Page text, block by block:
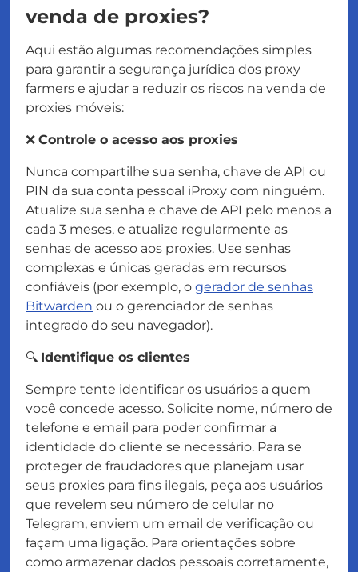
venda de proxies?
Aqui estão algumas recomendações simples
para garantir a segurança jurídica dos proxy
farmers e ajudar a reduzir os riscos na venda de
proxies móveis:
❌ Controle o acesso aos proxies
Nunca compartilhe sua senha, chave de API ou
PIN da sua conta pessoal iProxy com ninguém.
Atualize sua senha e chave de API pelo menos a
cada 3 meses, e atualize regularmente as
senhas de acesso aos proxies. Use senhas
complexas e únicas geradas em recursos
confiáveis (por exemplo, o gerador de senhas
Bitwarden ou o gerenciador de senhas
integrado do seu navegador).
🔍 Identifique os clientes
Sempre tente identificar os usuários a quem
você concede acesso. Solicite nome, número de
telefone e email para poder confirmar a
identidade do cliente se necessário. Para se
proteger de fraudadores que planejam usar
seus proxies para fins ilegais, peça aos usuários
que revelem seu número de celular no
Telegram, enviem um email de verificação ou
façam uma ligação. Para orientações sobre
como armazenar dados pessoais corretamente,